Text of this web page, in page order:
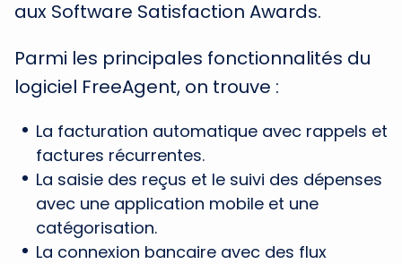
aux Software Satisfaction Awards.
Parmi les principales fonctionnalités du
logiciel FreeAgent, on trouve :
La facturation automatique avec rappels et
factures récurrentes.
La saisie des reçus et le suivi des dépenses
avec une application mobile et une
catégorisation.
La connexion bancaire avec des flux